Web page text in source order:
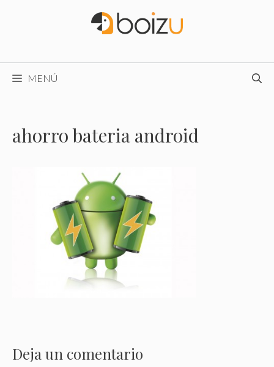
MENÚ
ahorro bateria android
Deja un comentario